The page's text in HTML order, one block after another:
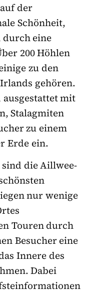
der
Schönheit,
eine
200 Höhlen
zu den
gehören.
mit
Stalagmiten
zu einem
Erde ein.
die Aillwee-
nur wenige
Touren durch
Besucher eine
Innere des
Dabei